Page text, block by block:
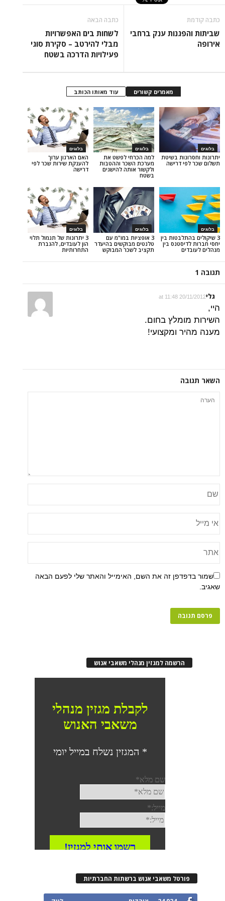
ענק ברחבי
לשחות בים האפשרויות
מבלי להירטב – סקירת סוגי
פעילויות הדרכה בשטח
עוד מאותו הכותב
בלוגים
האם הארגון ערוך
להענקת שירות שכר לפי
דרישה
בלוגים
למה הכרחי לפשט את
מערכת השכר וההטבות
ולקשור אותה להישגים
בשיטת
דרישה
בלוגים
3 יתרונות של תגמול תלוי
הון לעובדים, להגברת
התחרותיות
בלוגים
3 אופציות במו"מ עם
טלנטים מבוקשים בהיעדר
תקציב לשכר המבוקש
בין
בין
בחום.
ומקצועי!
זה את השם, האימייל והאתר שלי לפעם הבאה
הרשמה למגזין מנהלי משאבי אנוש
משאבי אנוש ברשתות החברתיות